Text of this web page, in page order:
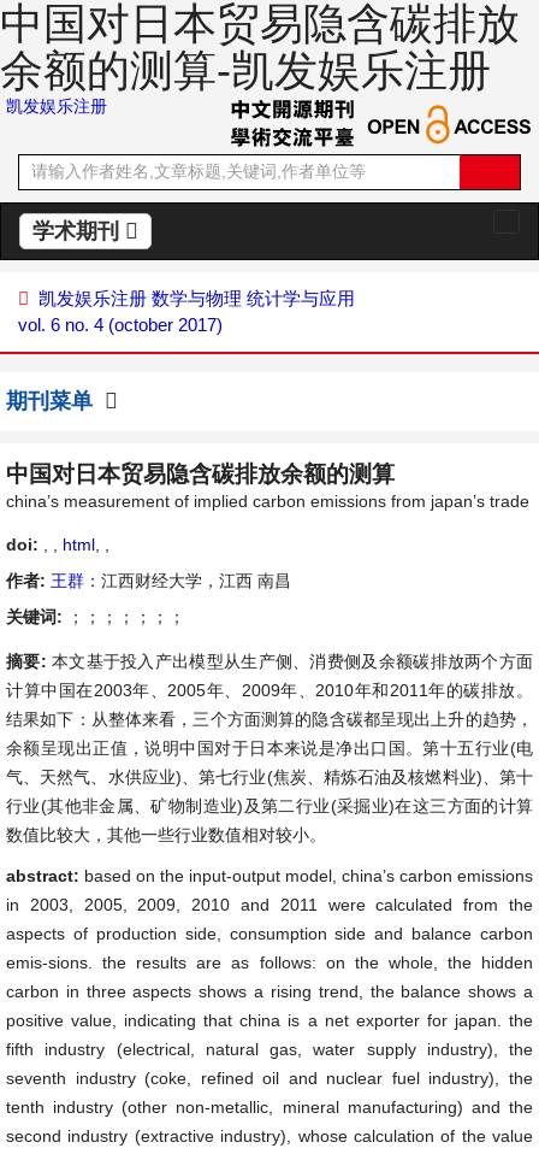
中国对日本贸易隐含碳排放
余额的测算-凯发娱乐注册
凯发娱乐注册
学术期刊
换
凯发娱乐注册 数学与物理 统计学与应用
vol. 6 no. 4 (october 2017)
期刊菜单
中国对日本贸易隐含碳排放余额的测算
china’s measurement of implied carbon emissions from japan’s trade
doi: html
作者: 王群 ：江西财经大学，江西 南昌
关键词:
；；；；；；；
摘要: 本文基于投入产出模型从生产侧、消费侧及余额碳排放两个方面
计算中国在2003年、2005年、2009年、2010年和2011年的碳排放。
结果如下：从整体来看，三个方面测算的隐含碳都呈现出上升的趋势，
余额呈现出正值，说明中国对于日本来说是净出口国。第十五行业(电
气、天然气、水供应业)、第七行业(焦炭、精炼石油及核燃料业)、第十
行业(其他非金属、矿物制造业)及第二行业(采掘业)在这三方面的计算
数值比较大，其他一些行业数值相对较小。
abstract: based on the input-output model, china’s carbon emissions
in 2003, 2005, 2009, 2010 and 2011 were calculated from the
aspects of production side, consumption side and balance carbon
emis-sions. the results are as follows: on the whole, the hidden
carbon in three aspects shows a rising trend, the balance shows a
positive value, indicating that china is a net exporter for japan. the
fifth industry (electrical, natural gas, water supply industry), the
seventh industry (coke, refined oil and nuclear fuel industry), the
tenth industry (other non-metallic, mineral manufacturing) and the
second industry (extractive industry), whose calculation of the value